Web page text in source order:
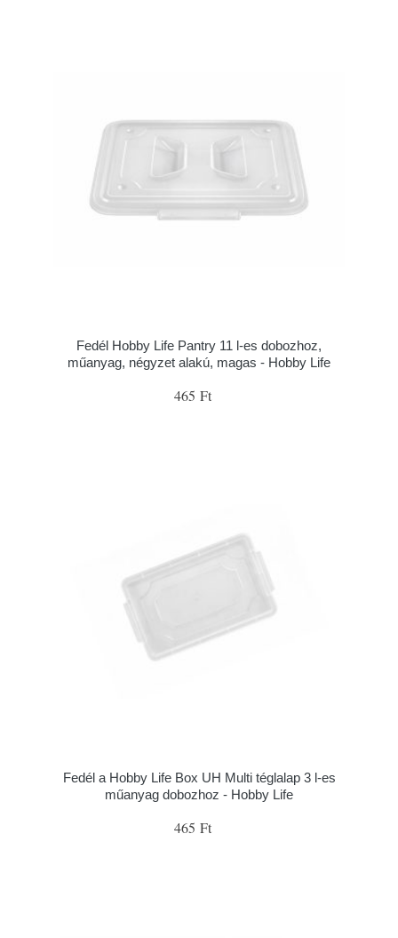
Fedél Hobby Life Pantry 11 l-es dobozhoz,
műanyag, négyzet alakú, magas - Hobby Life
465 Ft
Fedél a Hobby Life Box UH Multi téglalap 3 l-es
műanyag dobozhoz - Hobby Life
465 Ft